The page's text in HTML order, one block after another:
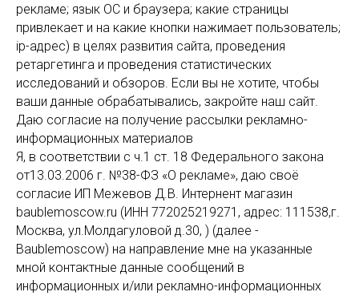
рекламе; язык ОС и браузера; какие страницы
привлекает и на какие кнопки нажимает пользователь;
ip-адрес) в целях развития сайта, проведения
ретаргетинга и проведения статистических
исследований и обзоров. Если вы не хотите, чтобы
ваши данные обрабатывались, закройте наш сайт.
Даю согласие на получение рассылки рекламно-
информационных материалов
Я, в соответствии с ч.1 ст. 18 Федерального закона
от13.03.2006 г. №38-ФЗ «О рекламе», даю своё
согласие ИП Межевов Д.В. Интернент магазин
baublemoscow.ru (ИНН 772025219271, адрес: 111538,г.
Москва, ул.Молдагуловой д.30, ) (далее -
Baublemoscow) на направление мне на указанные
мной контактные данные сообщений в
информационных и/или рекламно-информационных